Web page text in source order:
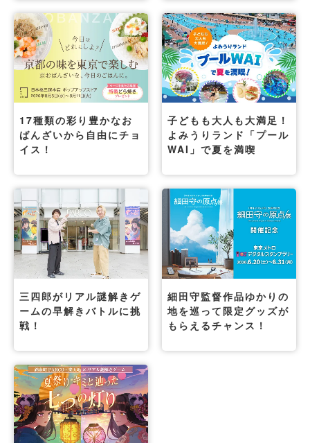
17種類の彩り豊かなお
ばんざいから自由にチョ
イス！
子どもも大人も大満足！
よみうりランド「プール
WAI」で夏を満喫
三四郎がリアル謎解きゲ
ームの早解きバトルに挑
戦！
細田守監督作品ゆかりの
地を巡って限定グッズが
もらえるチャンス！